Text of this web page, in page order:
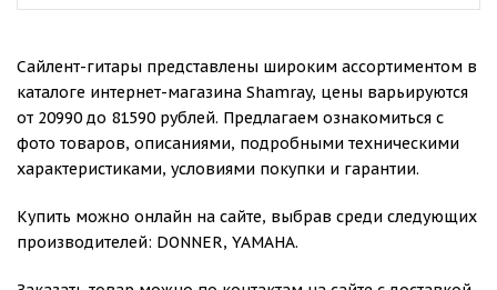
Сайлент-гитары представлены широким ассортиментом в
каталоге интернет-магазина Shamray, цены варьируются
от 20990 до 81590 рублей. Предлагаем ознакомиться с
фото товаров, описаниями, подробными техническими
характеристиками, условиями покупки и гарантии.
Купить можно онлайн на сайте, выбрав среди следующих
производителей: DONNER, YAMAHA.